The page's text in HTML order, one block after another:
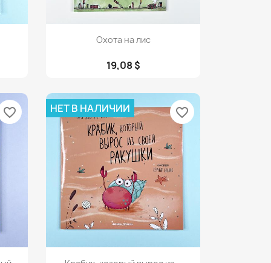
Просмотр
Охота на лис
19,08 $
favorite_border
Просмотр
НЕТ В НАЛИЧИИ favorite_border